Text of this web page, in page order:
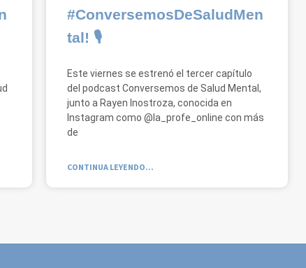
#ConversemosDeSaludMen
tal! 🎙️
Este viernes se estrenó el tercer capítulo
del podcast Conversemos de Salud Mental,
junto a Rayen Inostroza, conocida en
Instagram como @la_profe_online con más
de
CONTINUA LEYENDO...